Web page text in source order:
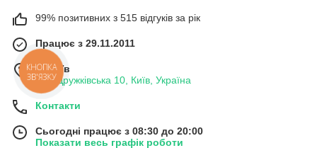
99% позитивних з 515 відгуків за рік
Працює з 29.11.2011
м. Київ
вул. Дружківська 10, Київ, Україна
Контакти
Сьогодні працює з 08:30 до 20:00
Показати весь графік роботи
КНОПКА
ЗВ'ЯЗКУ